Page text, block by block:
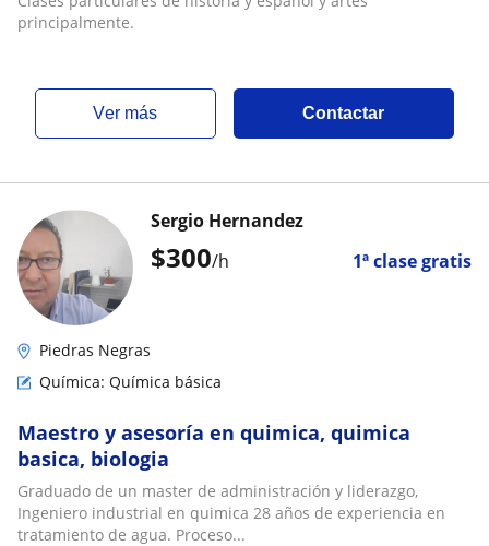
principalmente.
ver más Contactar
$300/h 1ª clase gratis
Sergio Hernandez
Piedras Negras
Química: Química básica
Maestro y asesoría en quimica, quimica
basica, biologia
Graduado de un master de administración y liderazgo,
Ingeniero industrial en quimica 28 años de experiencia en
tratamiento de agua. Proceso...